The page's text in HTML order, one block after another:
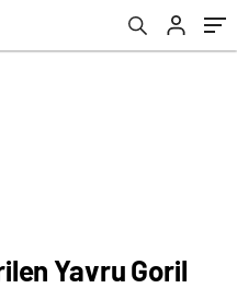
Yavru Goril